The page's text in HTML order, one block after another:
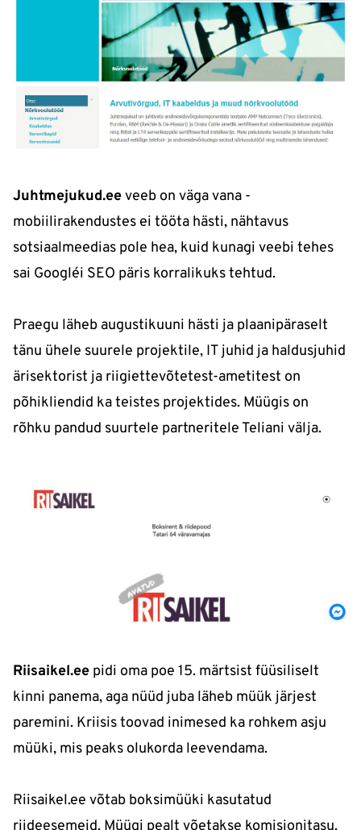
Juhtmejukud.eeveeb on väga vana -
mobiilirakendustes ei tööta hästi, nähtavus
sotsiaalmeedias pole hea, kuid kunagi veebi tehes
sai Google´i SEO päris korralikuks tehtud.
Praegu läheb augustikuuni hästi ja plaanipäraselt
tänu ühele suurele projektile, IT juhid ja haldusjuhid
ärisektorist ja riigiettevõtetest-ametitest on
põhikliendid ka teistes projektides. Müügis on
rõhku pandud suurtele partneritele Teliani välja.
Riisaikel.ee pidi oma poe 15. märtsist füüsiliselt
kinni panema, aga nüüd juba läheb müük järjest
paremini. Kriisis toovad inimesed ka rohkem asju
müüki, mis peaks olukorda leevendama.
Riisaikel.ee võtab boksimüüki kasutatud
riideesemeid. Müügi pealt võetakse komisjonitasu.